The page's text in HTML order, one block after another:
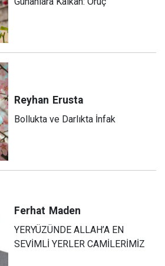
Reyhan Erusta
Bollukta ve Darlıkta İnfak
Ferhat Maden
YERYÜZÜNDE ALLAH’A EN
SEVİMLİ YERLER CAMİLERİMİZ